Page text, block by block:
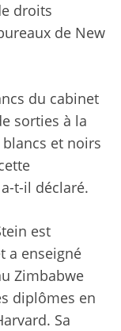
droits
de New
du cabinet
sorties à la
et noirs
t-il déclaré.
est
a enseigné
Zimbabwe
diplômes en
Sa